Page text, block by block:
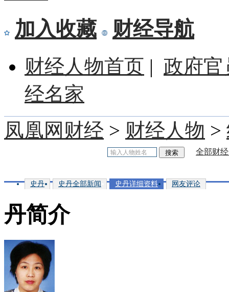
加入收藏 财经导航
财经人物首页 | 政府官
经名家
凤凰网财经 > 财经人物 >
全部财
史丹 史丹全部新闻 史丹详细资料 网友评论
丹简介